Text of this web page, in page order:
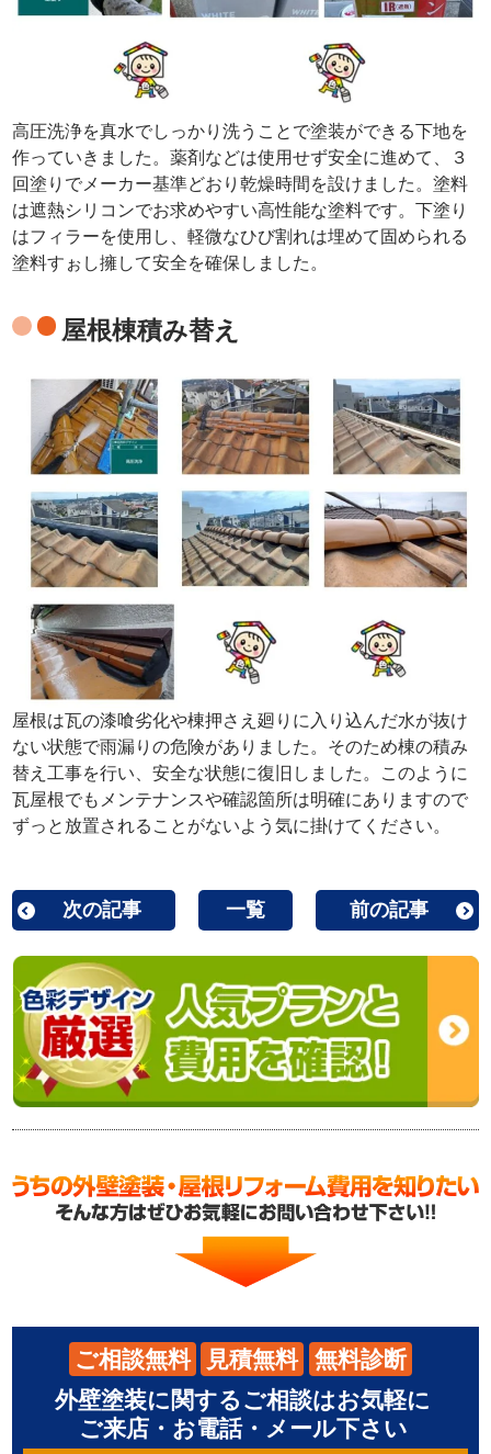
高圧洗浄を真水でしっかり洗うことで塗装ができる下地を
作っていきました。薬剤などは使用せず安全に進めて、３
回塗りでメーカー基準どおり乾燥時間を設けました。塗料
は遮熱シリコンでお求めやすい高性能な塗料です。下塗り
はフィラーを使用し、軽微なひび割れは埋めて固められる
塗料すぉし擁して安全を確保しました。
屋根棟積み替え
屋根は瓦の漆喰劣化や棟押さえ廻りに入り込んだ水が抜け
ない状態で雨漏りの危険がありました。そのため棟の積み
替え工事を行い、安全な状態に復旧しました。このように
瓦屋根でもメンテナンスや確認箇所は明確にありますので
ずっと放置されることがないよう気に掛けてください。
次の記事 一覧 前の記事
ご相談無料 見積無料
無料診断
外壁塗装に関するご相談はお気軽に
ご来店・お電話・メール下さい